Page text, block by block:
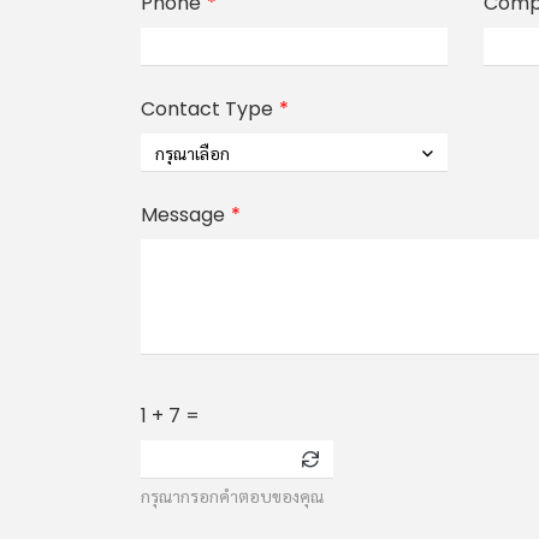
Contact Type
กรุณาเลือก
Message
1 + 7 =
กรุณากรอกคำตอบของคุณ